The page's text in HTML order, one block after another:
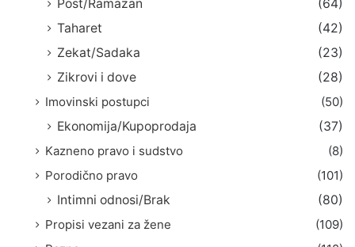
Post/Ramazan
(64)
Taharet
(42)
Zekat/Sadaka
(23)
Zikrovi i dove
(28)
Imovinski postupci
(50)
Ekonomija/Kupoprodaja
(37)
Kazneno pravo i sudstvo
(8)
Porodično pravo
(101)
Intimni odnosi/Brak
(80)
Propisi vezani za žene
(109)